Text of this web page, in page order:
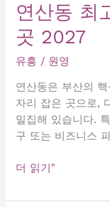
연산동 최
곳 2027
유흥 / 원영
연산동은 부산의
자리 잡은 곳으로,
밀집해 있습니다.
구 또는 비즈니스
연
동
더 읽기"